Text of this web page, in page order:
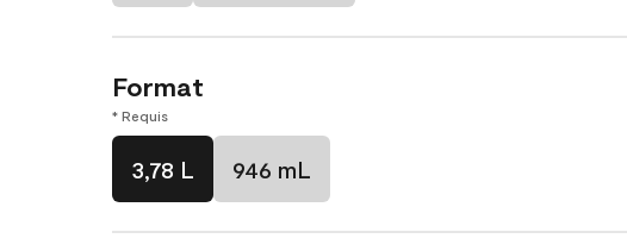
Format
* Requis
3,78 L 946 mL